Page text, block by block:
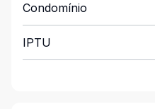
Condomínio
IPTU